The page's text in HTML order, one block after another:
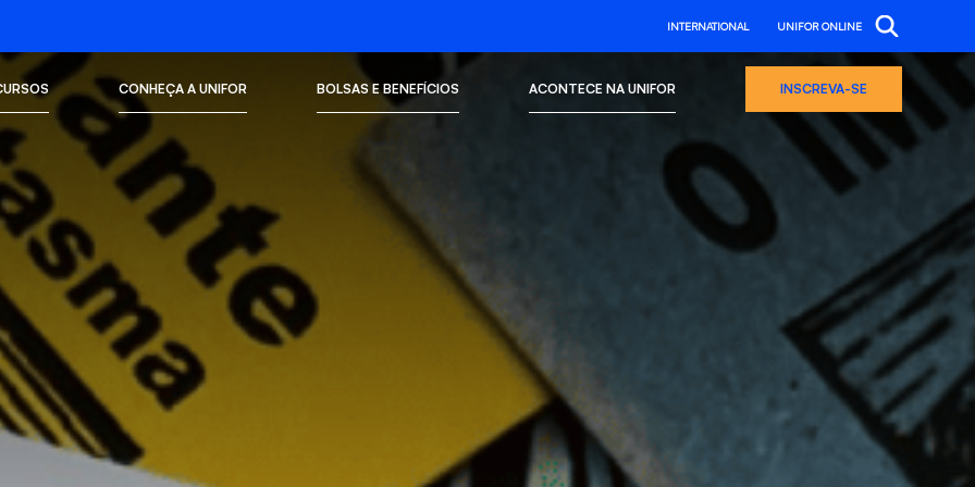
INTERNATIONAL UNIFOR ONLINE
CONHEÇA A UNIFOR BOLSAS E BENEFÍCIOS ACONTECE NA UNIFOR INSCREVA-SE